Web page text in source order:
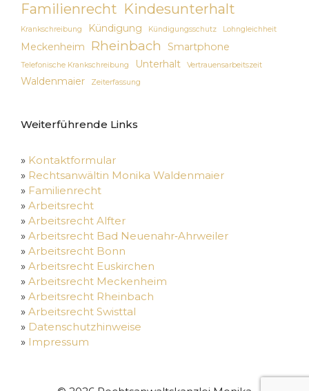
Familienrecht Kindesunterhalt
Krankschreibung Kündigung Kündigungsschutz Lohngleichheit
Meckenheim Rheinbach Smartphone
Telefonische Krankschreibung Unterhalt Vertrauensarbeitszeit
Waldenmaier Zeiterfassung
Weiterführende Links
» Kontaktformular
» Rechtsanwältin Monika Waldenmaier
» Familienrecht
» Arbeitsrecht
» Arbeitsrecht Alfter
» Arbeitsrecht Bad Neuenahr‑Ahrweiler
» Arbeitsrecht Bonn
» Arbeitsrecht Euskirchen
» Arbeitsrecht Meckenheim
» Arbeitsrecht Rheinbach
» Arbeitsrecht Swisttal
» Datenschutzhinweise
» Impressum